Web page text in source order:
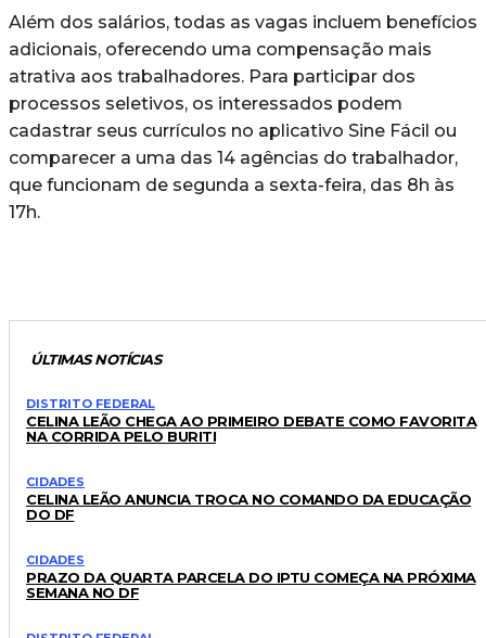
Além dos salários, todas as vagas incluem benefícios
adicionais, oferecendo uma compensação mais
atrativa aos trabalhadores. Para participar dos
processos seletivos, os interessados podem
cadastrar seus currículos no aplicativo Sine Fácil ou
comparecer a uma das 14 agências do trabalhador,
que funcionam de segunda a sexta-feira, das 8h às
17h.
ÚLTIMAS NOTÍCIAS
DISTRITO FEDERAL
CELINA LEÃO CHEGA AO PRIMEIRO DEBATE COMO FAVORITA
NA CORRIDA PELO BURITI
CIDADES
CELINA LEÃO ANUNCIA TROCA NO COMANDO DA EDUCAÇÃO
DO DF
CIDADES
PRAZO DA QUARTA PARCELA DO IPTU COMEÇA NA PRÓXIMA
SEMANA NO DF